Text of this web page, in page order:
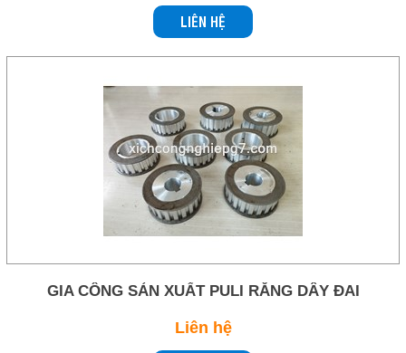
LIÊN HỆ
GIA CÔNG SẢN XUẤT PULI RĂNG DÂY ĐAI
Liên hệ